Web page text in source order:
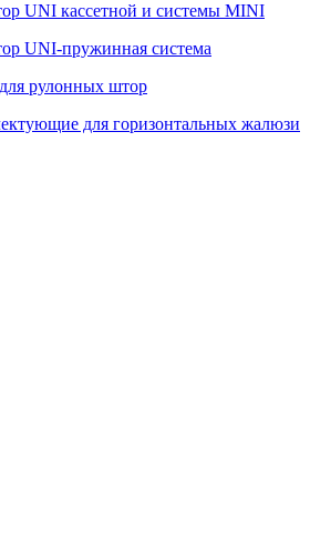
UNI кассетной и системы MINI
UNI-пружинная система
рулонных штор
для горизонтальных жалюзи